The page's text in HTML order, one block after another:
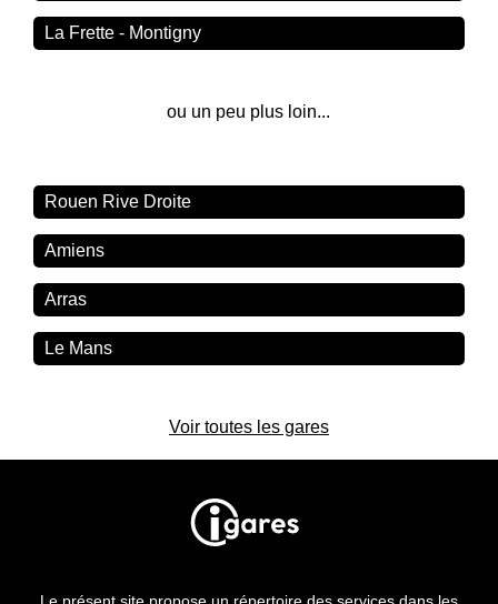
La Frette - Montigny
ou un peu plus loin...
Rouen Rive Droite
Amiens
Arras
Le Mans
Voir toutes les gares